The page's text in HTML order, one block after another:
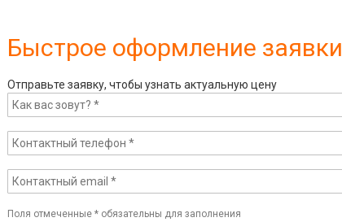
Быстрое оформление заявки
Отправьте заявку, чтобы узнать актуальную цену
Поля отмеченные *обязательны для заполнения